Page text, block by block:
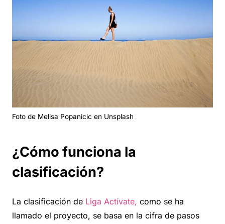
Foto de Melisa Popanicic en Unsplash
¿Cómo funciona la
clasificación?
La clasificación de Liga Actívate, como se ha
llamado el proyecto, se basa en la cifra de pasos